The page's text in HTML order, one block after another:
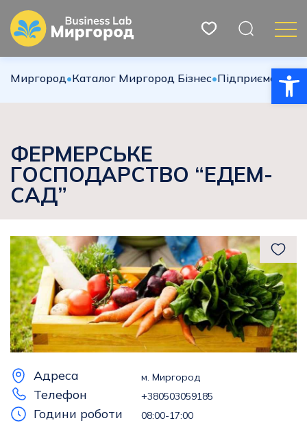
Миргород•Каталог Миргород Бізнес•Підприємства•
ФЕРМЕРСЬКЕ
ГОСПОДАРСТВО “ЕДЕМ-
САД”
Адреса м. Миргород
Телефон +380503059185
Години роботи 08:00-17:00